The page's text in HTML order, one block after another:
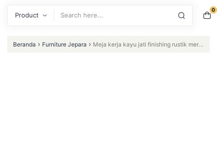
0
Beranda › Furniture Jepara › Meja kerja kayu jati finishing rustik merja